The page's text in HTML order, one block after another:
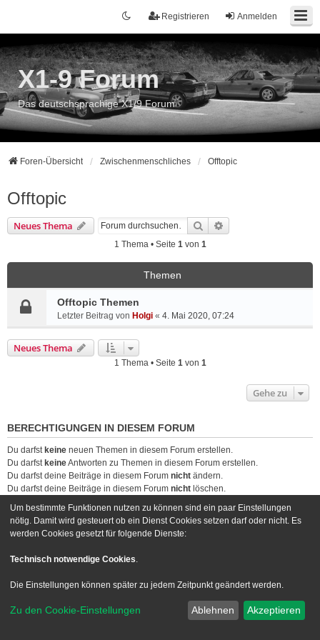
Anmelden
Registrieren
X1-9 Forum
Das deutschsprachige X1/9 Forum
Foren-Übersicht Zwischenmenschliches Offtopic
Offtopic
Neues Thema Suche
1 Thema • Seite 1von 1
Themen
Offtopic Themen
Letzter Beitrag von Holgi « 4. Mai 2020, 07:24
Neues Thema
1 Thema • Seite 1von 1
Gehe zu
BERECHTIGUNGEN IN DIESEM FORUM
Du darfst keine neuen Themen in diesem Forum erstellen.
Du darfst keineAntworten zu Themen in diesem Forum erstellen.
Du darfst deine Beiträge in diesem Forum nicht ändern.
Du darfst deine Beiträge in diesem Forum nicht löschen.
Foren-Übersicht Kontakt
Powered byphpBB® Forum Software © phpBB Limited
Style we_universal created byINVENTEA| nextgen
Um bestimmte Funktionen nutzen zu können sind ein paar Einstellungen
nötig. Damit wird gesteuert ob ein Dienst Cookies setzen darf oder nicht. Es
werden Cookies gesetzt für folgende Dienste:
Technisch notwendige Cookies.
Die Einstellungen können später zu jedem Zeitpunkt geändert werden.
Zu den Cookie-Einstellungen Ablehnen Akzeptieren